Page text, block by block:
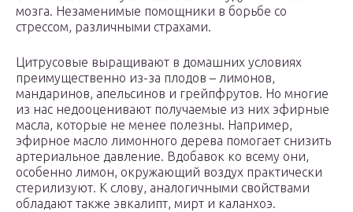
мозга. Незаменимые помощники в борьбе со
стрессом, различными страхами.
Цитрусовые выращивают в домашних условиях
преимущественно из-за плодов – лимонов,
мандаринов, апельсинов и грейпфрутов. Но многие
из нас недооценивают получаемые из них эфирные
масла, которые не менее полезны. Например,
эфирное масло лимонного дерева помогает снизить
артериальное давление. Вдобавок ко всему они,
особенно лимон, окружающий воздух практически
стерилизуют. К слову, аналогичными свойствами
обладают также эвкалипт, мирт и каланхоэ.